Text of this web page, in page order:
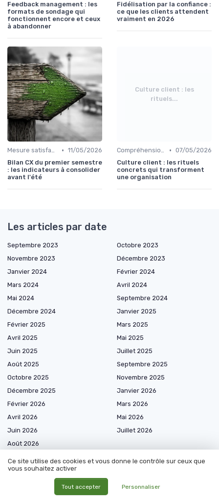
Feedback management : les
formats de sondage qui
fonctionnent encore et ceux
à abandonner
Fidélisation par la confiance :
ce que les clients attendent
vraiment en 2026
Mesure satisfaction • 11/05/2026
Bilan CX du premier semestre
: les indicateurs à consolider
avant l'été
Culture client : les
rituels...
Compréhension client • 07/05/2026
Culture client : les rituels
concrets qui transforment
une organisation
Les articles par date
Septembre 2023
Octobre 2023
Novembre 2023
Décembre 2023
Janvier 2024
Février 2024
Mars 2024
Avril 2024
Mai 2024
Septembre 2024
Décembre 2024
Janvier 2025
Février 2025
Mars 2025
Avril 2025
Mai 2025
Juin 2025
Juillet 2025
Août 2025
Septembre 2025
Octobre 2025
Novembre 2025
Décembre 2025
Janvier 2026
Février 2026
Mars 2026
Avril 2026
Mai 2026
Juin 2026
Juillet 2026
Août 2026
Marketplace de prestataires
Ce site utilise des cookies et vous donne le contrôle sur ceux que
vous souhaitez activer
Tout accepter Personnaliser